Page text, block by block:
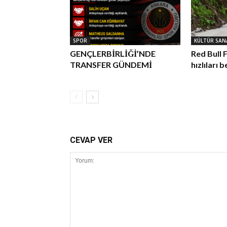
SPOR
GENÇLERBİRLİĞİ’NDE
TRANSFER GÜNDEMİ
KÜLTÜR
Red Bull
hızlıları
CEVAP VER